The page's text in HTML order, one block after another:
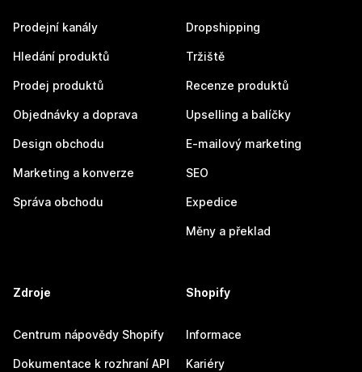
Prodejní kanály
Hledání produktů
Prodej produktů
Objednávky a doprava
Design obchodu
Marketing a konverze
Správa obchodu
Dropshipping
Tržiště
Recenze produktů
Upselling a balíčky
E-mailový marketing
SEO
Expedice
Měny a překlad
Zdroje
Centrum nápovědy Shopify
Dokumentace k rozhraní API
Shopify
Informace
Kariéry